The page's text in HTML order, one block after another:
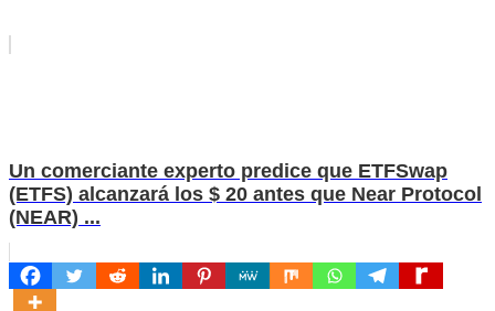
Un comerciante experto predice que ETFSwap
(ETFS) alcanzará los $ 20 antes que Near Protocol
(NEAR) ...